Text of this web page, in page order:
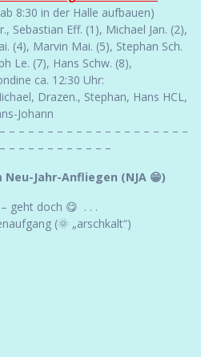
8:30 in der Halle aufbauen)
Sebastian Eff. (1), Michael Jan. (2),
(4), Marvin Mai. (5), Stephan Sch.
Le. (7), Hans Schw. (8),
ca. 12:30 Uhr:
Drazen., Stephan, Hans HCL,
Johann
– – – – – – – – – – – – – – – – – – –
– – – – – – – – – – –
Neu-Jahr-Anfliegen (NJA 😁)
– geht doch 😋 . . .
(🌞 „arschkalt“)